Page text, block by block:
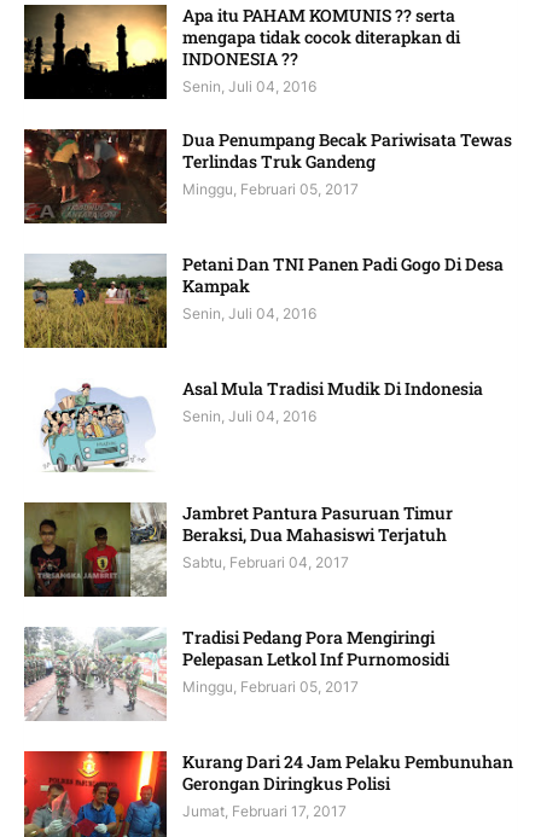
Apa itu PAHAM KOMUNIS ?? serta
mengapa tidak cocok diterapkan di
INDONESIA ??
Senin, Juli 04, 2016
Dua Penumpang Becak Pariwisata Tewas
Terlindas Truk Gandeng
Minggu, Februari 05, 2017
Petani Dan TNI Panen Padi Gogo Di Desa
Kampak
Senin, Juli 04, 2016
Asal Mula Tradisi Mudik Di Indonesia
Senin, Juli 04, 2016
Jambret Pantura Pasuruan Timur
Beraksi, Dua Mahasiswi Terjatuh
Sabtu, Februari 04, 2017
Tradisi Pedang Pora Mengiringi
Pelepasan Letkol Inf Purnomosidi
Minggu, Februari 05, 2017
Kurang Dari 24 Jam Pelaku Pembunuhan
Gerongan Diringkus Polisi
Jumat, Februari 17, 2017